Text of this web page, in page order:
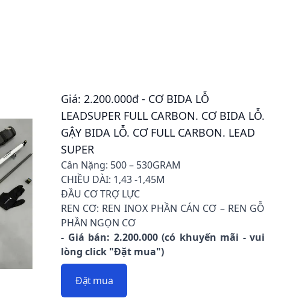
Giá: 2.200.000đ - CƠ BIDA LỖ
LEADSUPER FULL CARBON. CƠ BIDA LỖ.
GẬY BIDA LỖ. CƠ FULL CARBON. LEAD
SUPER
Cân Nặng: 500 – 530GRAM
CHIỀU DÀI: 1,43 -1,45M
ĐẦU CƠ TRỢ LỰC
REN CƠ: REN INOX PHẦN CÁN CƠ – REN GỖ
PHẦN NGỌN CƠ
- Giá bán: 2.200.000 (có khuyến mãi - vui
lòng click "Đặt mua")
Đặt mua